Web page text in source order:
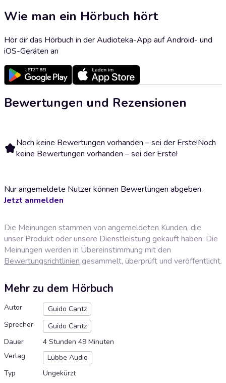
Wie man ein Hörbuch hört
Hör dir das Hörbuch in der Audioteka-App auf Android- und
iOS-Geräten an
Bewertungen und Rezensionen
Noch keine Bewertungen vorhanden – sei der Erste!Noch
keine Bewertungen vorhanden – sei der Erste!
Nur angemeldete Nutzer können Bewertungen abgeben.
Jetzt anmelden
Die Meinungen stammen von angemeldeten Kunden, die
unser Produkt oder unsere Dienstleistung gekauft haben. Die
Meinungen werden in Übereinstimmung mit den
Bewertungsrichtlinien gesammelt, überprüft und veröffentlicht.
Mehr zu dem Hörbuch
Autor
Guido Cantz
Sprecher
Guido Cantz
Dauer
4 Stunden 49 Minuten
Verlag
Lübbe Audio
Typ
Ungekürzt